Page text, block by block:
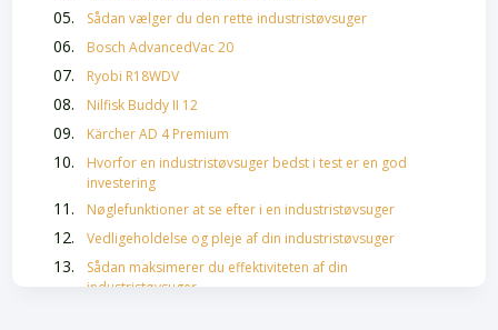
Sådan vælger du den rette industristøvsuger
Bosch AdvancedVac 20
Ryobi R18WDV
Nilfisk Buddy II 12
Kärcher AD 4 Premium
Hvorfor en industristøvsuger bedst i test er en god
investering
Nøglefunktioner at se efter i en industristøvsuger
Vedligeholdelse og pleje af din industristøvsuger
Sådan maksimerer du effektiviteten af din
industristøvsuger